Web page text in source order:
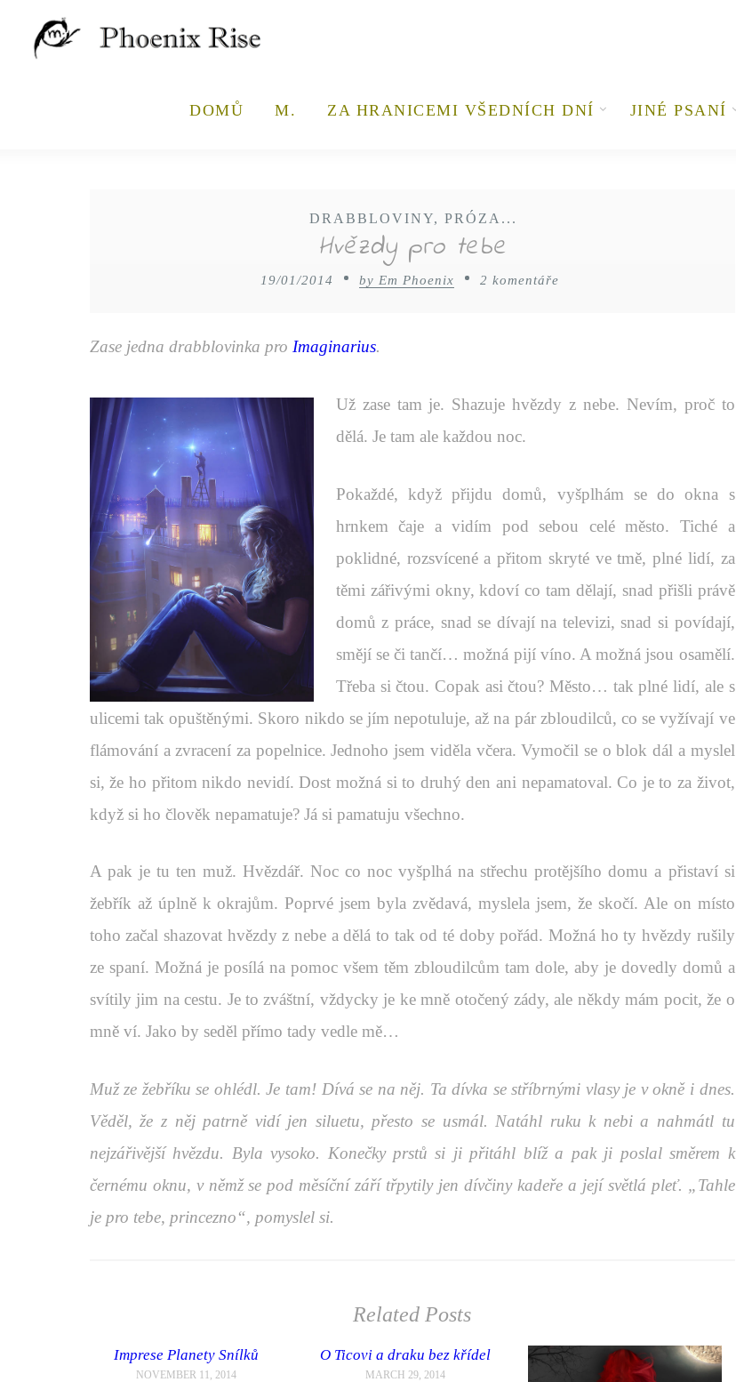
DOMŮ M. ZA HRANICEMI VŠEDNÍCH DNÍ JINÉ PSANÍ
DRABBLOVINY, PRÓZA...
Hvězdy pro tebe
19/01/2014 by Em Phoenix 2 komentáře
Zase jedna drabblovinka pro Imaginarius.
Už zase tam je. Shazuje hvězdy z nebe. Nevím, proč to
dělá. Je tam ale každou noc.
Pokaždé, když přijdu domů, vyšplhám se do okna s
hrnkem čaje a vidím pod sebou celé město. Tiché a
poklidné, rozsvícené a přitom skryté ve tmě, plné lidí, za
těmi zářivými okny, kdoví co tam dělají, snad přišli právě
domů z práce, snad se dívají na televizi, snad si povídají,
smějí se či tančí… možná pijí víno. A možná jsou osamělí.
Třeba si čtou. Copak asi čtou? Město… tak plné lidí, ale s
ulicemi tak opuštěnými. Skoro nikdo se jím nepotuluje, až na pár zbloudilců, co se vyžívají ve
flámování a zvracení za popelnice. Jednoho jsem viděla včera. Vymočil se o blok dál a myslel
si, že ho přitom nikdo nevidí. Dost možná si to druhý den ani nepamatoval. Co je to za život,
když si ho člověk nepamatuje? Já si pamatuju všechno.
A pak je tu ten muž. Hvězdář. Noc co noc vyšplhá na střechu protějšího domu a přistaví si
žebřík až úplně k okrajům. Poprvé jsem byla zvědavá, myslela jsem, že skočí. Ale on místo
toho začal shazovat hvězdy z nebe a dělá to tak od té doby pořád. Možná ho ty hvězdy rušily
ze spaní. Možná je posílá na pomoc všem těm zbloudilcům tam dole, aby je dovedly domů a
svítily jim na cestu. Je to zváštní, vždycky je ke mně otočený zády, ale někdy mám pocit, že o
mně ví. Jako by seděl přímo tady vedle mě…
Muž ze žebříku se ohlédl. Je tam! Dívá se na něj. Ta dívka se stříbrnými vlasy je v okně i dnes.
Věděl, že z něj patrně vidí jen siluetu, přesto se usmál. Natáhl ruku k nebi a nahmátl tu
nejzářivější hvězdu. Byla vysoko. Konečky prstů si ji přitáhl blíž a pak ji poslal směrem k
černému oknu, v němž se pod měsíční září třpytily jen dívčiny kadeře a její světlá pleť. „Tahle
je pro tebe, princezno“, pomyslel si.
Related Posts
Imprese Planety Snílků
NOVEMBER 11, 2014
O Ticovi a draku bez křídel
MARCH 29, 2014